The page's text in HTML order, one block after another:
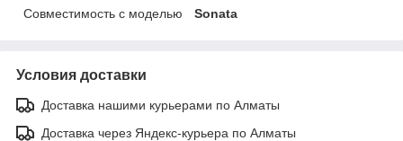
Совместимость с моделью
Sonata
Условия доставки
Доставка нашими курьерами по Алматы
Доставка через Яндекс-курьера по Алматы